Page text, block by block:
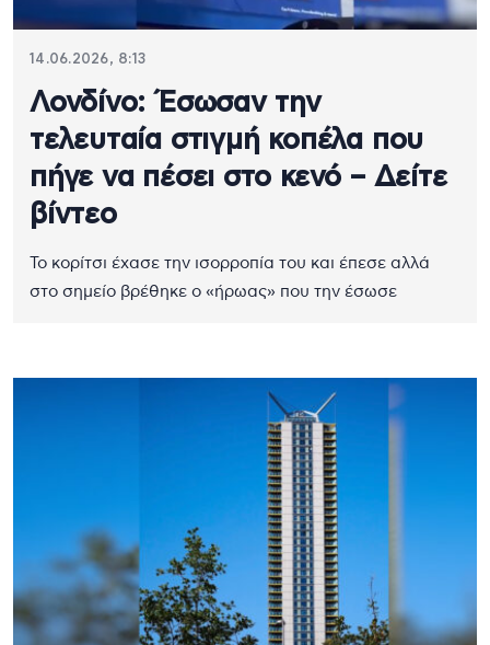
14.06.2026, 8:13
Λονδίνο: Έσωσαν την
τελευταία στιγμή κοπέλα που
πήγε να πέσει στο κενό – Δείτε
βίντεο
Το κορίτσι έχασε την ισορροπία του και έπεσε αλλά
στο σημείο βρέθηκε ο «ήρωας» που την έσωσε